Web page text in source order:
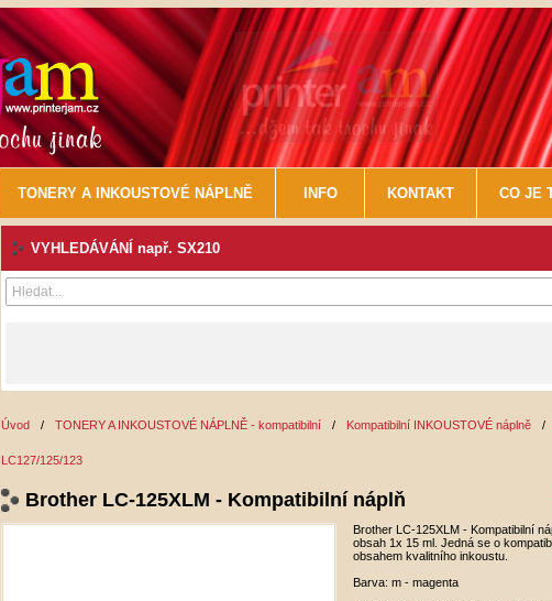
TONERY A INKOUSTOVÉ NÁPLNĚ INFO KONTAKT CO JE
VYHLEDÁVÁNÍ např. SX210
Úvod / TONERY A INKOUSTOVÉ NÁPLNĚ - kompatibilní / Kompatibilní INKOUSTOVÉ náplně /
LC127/125/123
Brother LC-125XLM - Kompatibilní náplň
Brother LC-125XLM - Kompatibilní
obsah 1x 15 ml. Jedná se o
obsahem kvalitního inkoustu.
Barva: m - magenta